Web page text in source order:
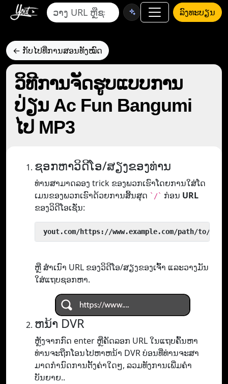
ລົງທະບຽນ
← ກັບໄປທີ່ການສອນທັງໝົດ
ວິທີການຈັດຮູບແບບການ
ປ່ຽນ Ac Fun Bangumi
ໄປ MP3
ຊອກຫາວິດີໂອ/ສຽງຂອງທ່ານ
ທ່ານສາມາດລອງ trick ຂອງພວກເຮົາໂດຍການໃສ່ໂດ
ເມນຂອງພວກເຮົາດ້ວຍການສິ້ນສຸດ `/` ກ່ອນ URL
ຂອງວິດີໂອເຊັ່ນ:
yout.com/https://www.example.com/path/to/
ຫຼື ສຳເນົາ URL ຂອງວິດີໂອ/ສຽງຂອງເຈົ້າ ແລະວາງມັນ
ໃສ່ແຖບຊອກຫາ.
ຫນ້າ DVR
ຫຼັງຈາກກົດ enter ຫຼືຄັດລອກ URL ໃນແຖບຄົ້ນຫາ
ທ່ານຈະຖືກໂອນໄປຫາຫນ້າ DVR ບ່ອນທີ່ທ່ານຈະສາ
ມາດກໍານົດການຕັ້ງຄ່າໃດໆ, ລວມທັງການເພີ່ມຄໍາ
ບັນຍາຍ..